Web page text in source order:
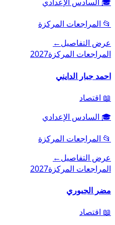
📂 المراجعات المركزة
عرض التفاصيل←
المراجعات المركزة2027
احمد جبار الدايني
📖 اقتصاد
🎓 السادس الإعدادي
📂 المراجعات المركزة
عرض التفاصيل←
المراجعات المركزة2027
مضر الجبوري
📖 اقتصاد